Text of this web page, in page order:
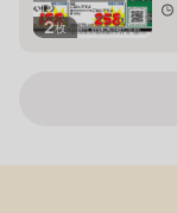
2枚